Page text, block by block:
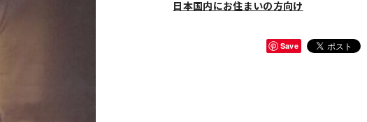
日本国内にお住まいの方向け
Save